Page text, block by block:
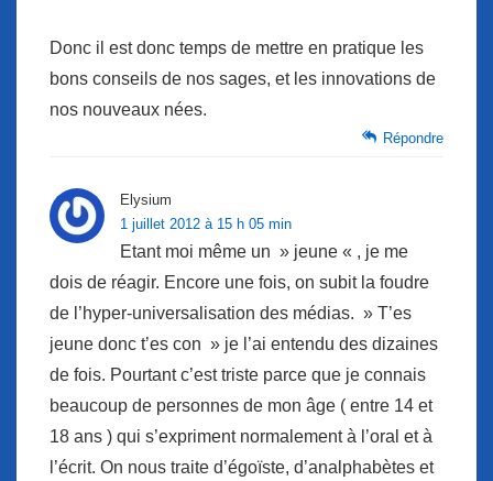
Donc il est donc temps de mettre en pratique les
bons conseils de nos sages, et les innovations de
nos nouveaux nées.
Répondre
Elysium
1 juillet 2012 à 15 h 05 min
Etant moi même un » jeune « , je me
dois de réagir. Encore une fois, on subit la foudre
de l’hyper-universalisation des médias. » T’es
jeune donc t’es con » je l’ai entendu des dizaines
de fois. Pourtant c’est triste parce que je connais
beaucoup de personnes de mon âge ( entre 14 et
18 ans ) qui s’expriment normalement à l’oral et à
l’écrit. On nous traite d’égoïste, d’analphabètes et